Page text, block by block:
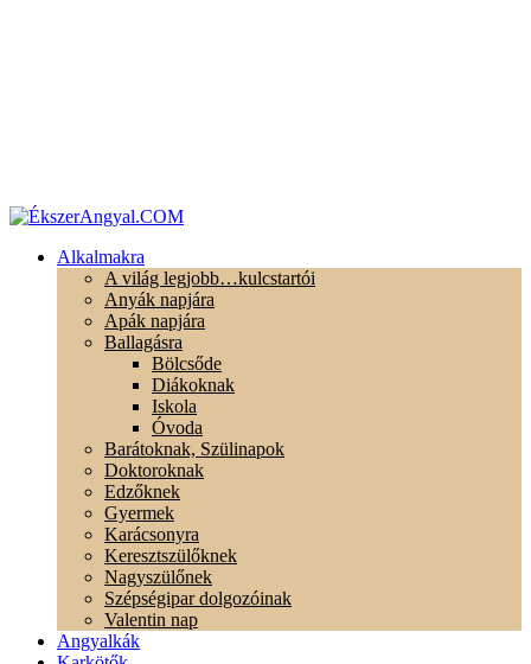
Alkalmakra
A világ legjobb…kulcstartói
Anyák napjára
Apák napjára
Ballagásra
Bölcsőde
Diákoknak
Iskola
Óvoda
Barátoknak, Szülinapok
Doktoroknak
Edzőknek
Gyermek
Karácsonyra
Keresztszülőknek
Nagyszülőnek
Szépségipar dolgozóinak
Valentin nap
Angyalkák